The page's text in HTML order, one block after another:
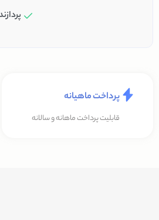
پرداخت ماهیانه
قابلیت پرداخت ماهانه و سالانه